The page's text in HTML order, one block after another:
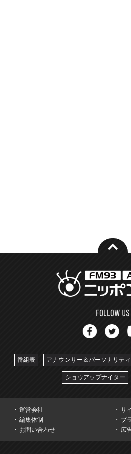
番組表 アナウンサー＆パーソナリテ
ショウアップナイター
運営会社
サ
編集体制
プ
お問い合わせ
広